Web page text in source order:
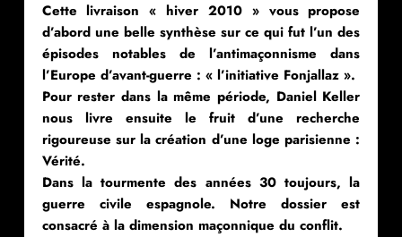
Cette livraison « hiver 2010 » vous propose
d’abord une belle synthèse sur ce qui fut l’un des
épisodes notables de l’antimaçonnisme dans
l’Europe d’avant-guerre : « l’initiative Fonjallaz ».
Pour rester dans la même période, Daniel Keller
nous livre ensuite le fruit d’une recherche
rigoureuse sur la création d’une loge parisienne :
Vérité.
Dans la tourmente des années 30 toujours, la
guerre civile espagnole. Notre dossier est
consacré à la dimension maçonnique du conflit.